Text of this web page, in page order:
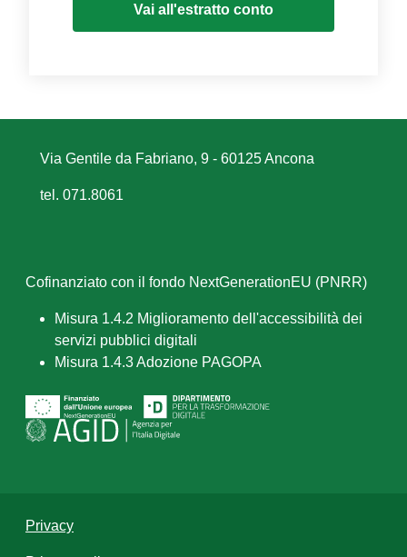
Vai all'estratto conto
Via Gentile da Fabriano, 9 - 60125 Ancona
tel. 071.8061
Cofinanziato con il fondo NextGenerationEU (PNRR)
Misura 1.4.2 Miglioramento dell'accessibilità dei
servizi pubblici digitali
Misura 1.4.3 Adozione PAGOPA
Privacy